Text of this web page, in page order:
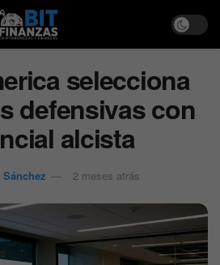
selecciona
defensivas con
alcista
2 meses atrás